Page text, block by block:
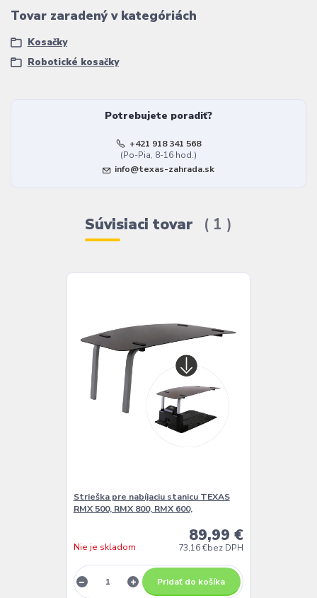
Tovar zaradený v kategóriách
Kosačky
Robotické kosačky
Potrebujete poradiť?
+421 918 341 568
(Po-Pia, 8-16 hod.)
info@texas-zahrada.sk
Súvisiaci tovar 1
Strieška pre nabíjaciu stanicu TEXAS
RMX 500, RMX 800, RMX 600,
89,99 €
73,16 €bez DPH
Nie je skladom
Pridať do košíka